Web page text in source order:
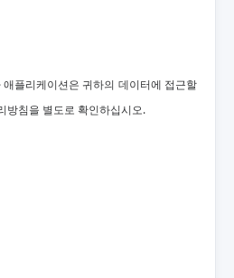
플리케이션은 귀하의 데이터에 접근할
방침을 별도로 확인하십시오.